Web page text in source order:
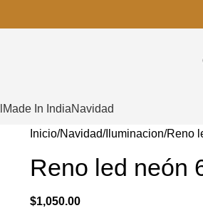
Made In IndiaNavidad
Inicio Navidad Iluminacion Reno
Reno led neón
$1,050.00